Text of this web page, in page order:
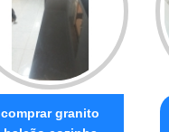
comprar granito